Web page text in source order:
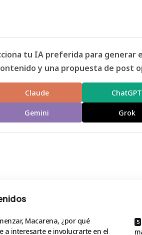
tu IA preferida para generar
y una propuesta de post
Claude ChatGPT
Gemini Grok
Macarena, ¿por qué
a interesarte e involucrarte en el